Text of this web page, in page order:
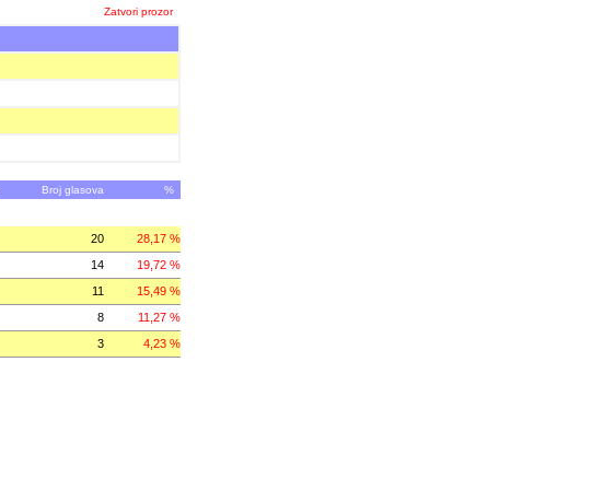
Zatvori prozor
Broj glasova %
20
28,17 %
14
19,72 %
11
15,49 %
8
11,27 %
3 4,23 %